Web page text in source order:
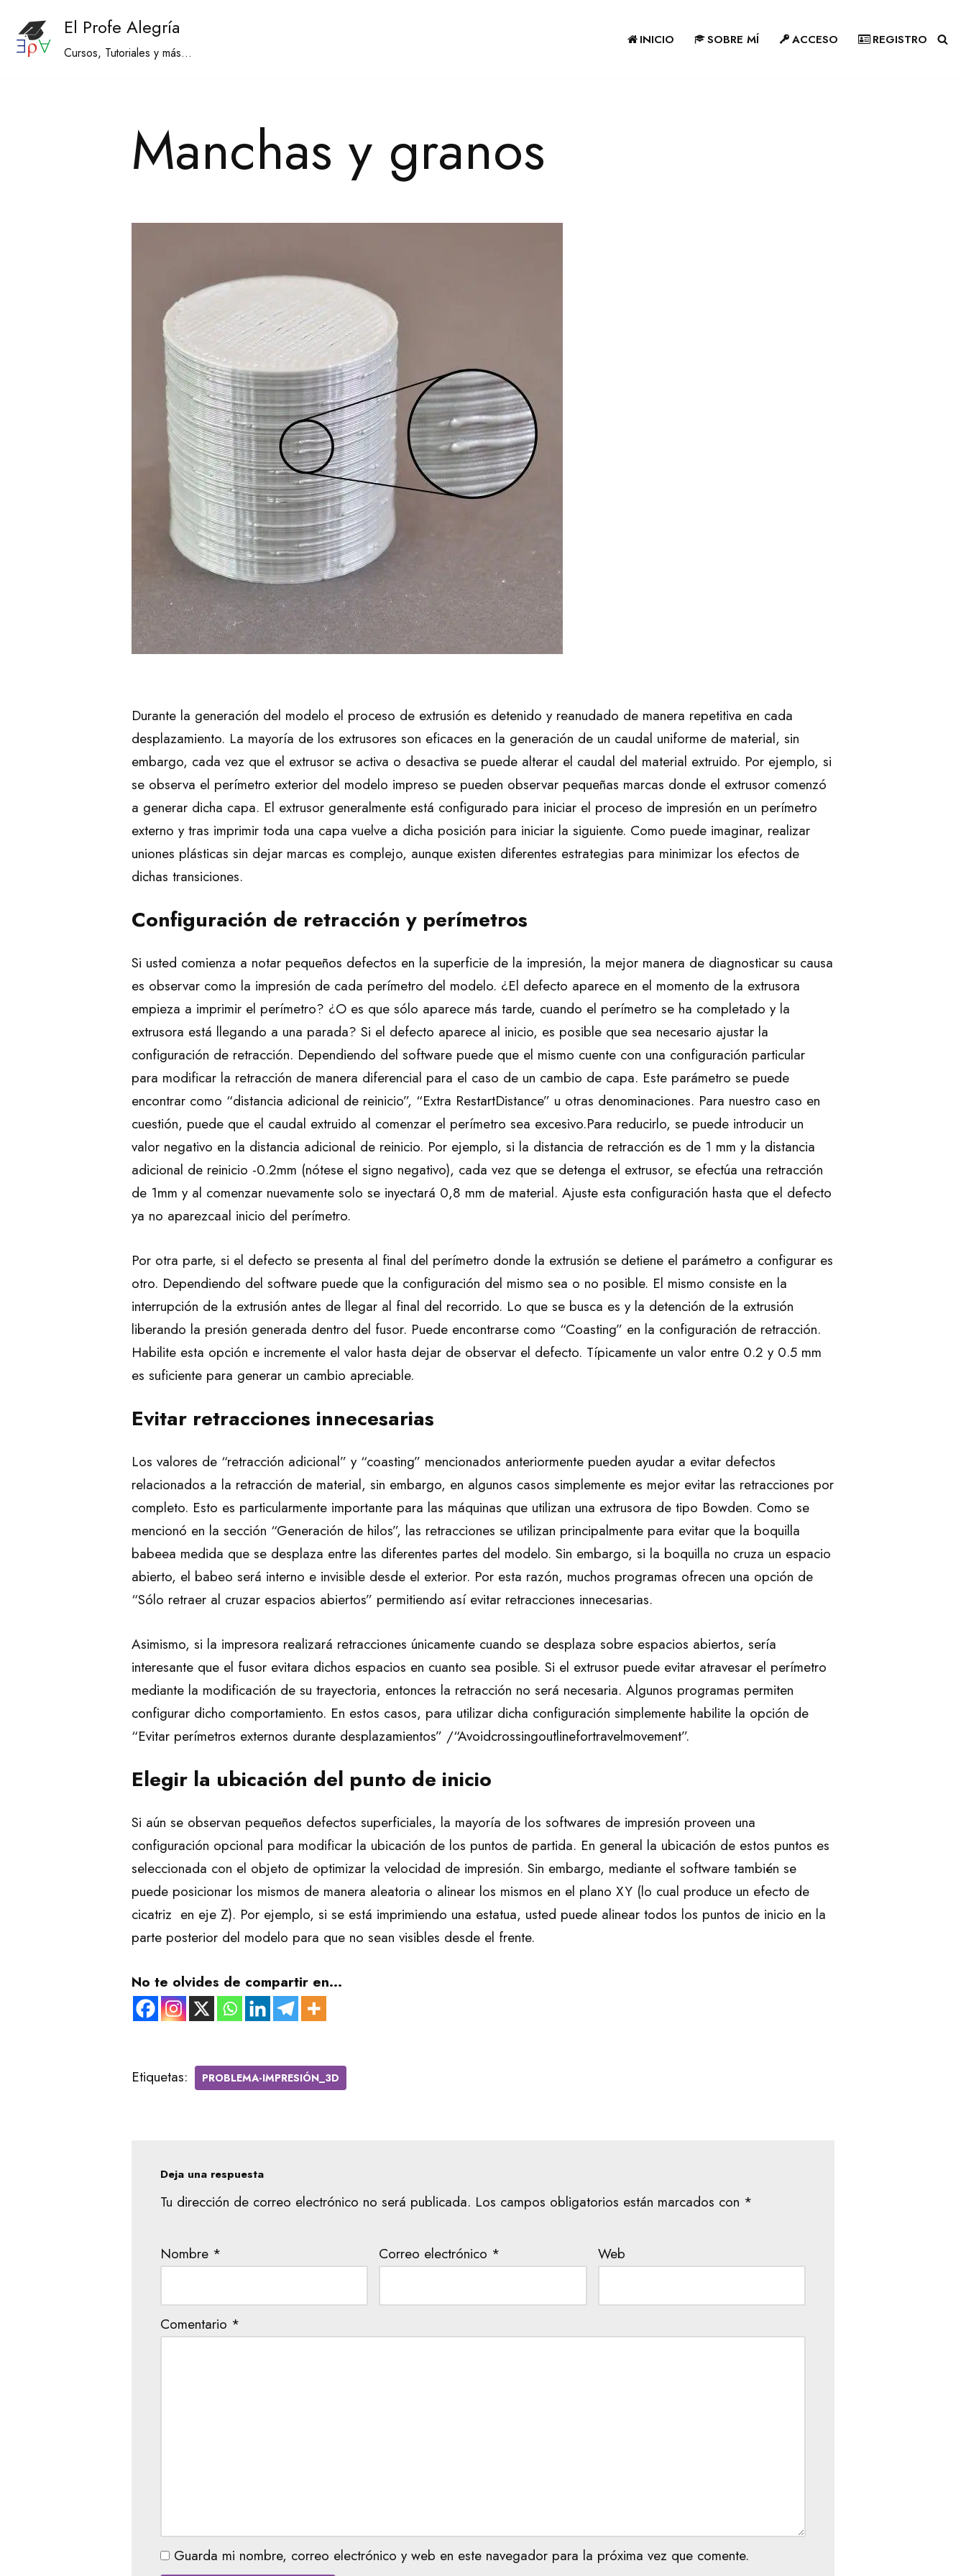
Saltar
El Profe Alegría
Cursos, Tutoriales y más...
INICIO SOBRE MÍ ACCESO REGISTRO
Manchas y granos
Durante la generación del modelo el proceso de extrusión es detenido y reanudado de manera repetitiva en cada
desplazamiento. La mayoría de los extrusores son eficaces en la generación de un caudal uniforme de material, sin
embargo, cada vez que el extrusor se activa o desactiva se puede alterar el caudal del material extruido. Por ejemplo, si
se observa el perímetro exterior del modelo impreso se pueden observar pequeñas marcas donde el extrusor comenzó
a generar dicha capa. El extrusor generalmente está configurado para iniciar el proceso de impresión en un perímetro
externo y tras imprimir toda una capa vuelve a dicha posición para iniciar la siguiente. Como puede imaginar, realizar
uniones plásticas sin dejar marcas es complejo, aunque existen diferentes estrategias para minimizar los efectos de
dichas transiciones.
Configuración de retracción y perímetros
Si usted comienza a notar pequeños defectos en la superficie de la impresión, la mejor manera de diagnosticar su causa
es observar como la impresión de cada perímetro del modelo. ¿El defecto aparece en el momento de la extrusora
empieza a imprimir el perímetro? ¿O es que sólo aparece más tarde, cuando el perímetro se ha completado y la
extrusora está llegando a una parada? Si el defecto aparece al inicio, es posible que sea necesario ajustar la
configuración de retracción. Dependiendo del software puede que el mismo cuente con una configuración particular
para modificar la retracción de manera diferencial para el caso de un cambio de capa. Este parámetro se puede
encontrar como “distancia adicional de reinicio”, “Extra RestartDistance” u otras denominaciones. Para nuestro caso en
cuestión, puede que el caudal extruido al comenzar el perímetro sea excesivo.Para reducirlo, se puede introducir un
valor negativo en la distancia adicional de reinicio. Por ejemplo, si la distancia de retracción es de 1 mm y la distancia
adicional de reinicio -0.2mm (nótese el signo negativo), cada vez que se detenga el extrusor, se efectúa una retracción
de 1mm y al comenzar nuevamente solo se inyectará 0,8 mm de material. Ajuste esta configuración hasta que el defecto
ya no aparezcaal inicio del perímetro.
Por otra parte, si el defecto se presenta al final del perímetro donde la extrusión se detiene el parámetro a configurar es
otro. Dependiendo del software puede que la configuración del mismo sea o no posible. El mismo consiste en la
interrupción de la extrusión antes de llegar al final del recorrido. Lo que se busca es y la detención de la extrusión
liberando la presión generada dentro del fusor. Puede encontrarse como “Coasting” en la configuración de retracción.
Habilite esta opción e incremente el valor hasta dejar de observar el defecto. Típicamente un valor entre 0.2 y 0.5 mm
es suficiente para generar un cambio apreciable.
Evitar retracciones innecesarias
Los valores de “retracción adicional” y “coasting” mencionados anteriormente pueden ayudar a evitar defectos
relacionados a la retracción de material, sin embargo, en algunos casos simplemente es mejor evitar las retracciones por
completo. Esto es particularmente importante para las máquinas que utilizan una extrusora de tipo Bowden. Como se
mencionó en la sección “Generación de hilos”, las retracciones se utilizan principalmente para evitar que la boquilla
babeea medida que se desplaza entre las diferentes partes del modelo. Sin embargo, si la boquilla no cruza un espacio
abierto, el babeo será interno e invisible desde el exterior. Por esta razón, muchos programas ofrecen una opción de
“Sólo retraer al cruzar espacios abiertos” permitiendo así evitar retracciones innecesarias.
Asimismo, si la impresora realizará retracciones únicamente cuando se desplaza sobre espacios abiertos, sería
interesante que el fusor evitara dichos espacios en cuanto sea posible. Si el extrusor puede evitar atravesar el perímetro
mediante la modificación de su trayectoria, entonces la retracción no será necesaria. Algunos programas permiten
configurar dicho comportamiento. En estos casos, para utilizar dicha configuración simplemente habilite la opción de
“Evitar perímetros externos durante desplazamientos” /“Avoidcrossingoutlinefortravelmovement”.
Elegir la ubicación del punto de inicio
Si aún se observan pequeños defectos superficiales, la mayoría de los softwares de impresión proveen una
configuración opcional para modificar la ubicación de los puntos de partida. En general la ubicación de estos puntos es
seleccionada con el objeto de optimizar la velocidad de impresión. Sin embargo, mediante el software también se
puede posicionar los mismos de manera aleatoria o alinear los mismos en el plano XY (lo cual produce un efecto de
cicatriz en eje Z). Por ejemplo, si se está imprimiendo una estatua, usted puede alinear todos los puntos de inicio en la
parte posterior del modelo para que no sean visibles desde el frente.
No te olvides de compartir en...
Etiquetas: PROBLEMA-IMPRESIÓN_3D
Deja una respuesta
Tu dirección de correo electrónico no será publicada. Los campos obligatorios están marcados con *
Nombre * Correo electrónico * Web
Comentario *
Guarda mi nombre, correo electrónico y web en este navegador para la próxima vez que comente.